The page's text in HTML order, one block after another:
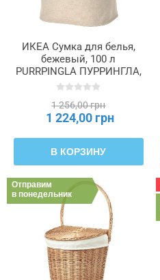
ИКЕА Сумка для белья,
бежевый, 100 л
PURRPINGLA ПУРРИНГЛА,
004.938.32
1 256,00 грн
1 224,00 грн
В КОРЗИНУ
Отправим
в понедельник